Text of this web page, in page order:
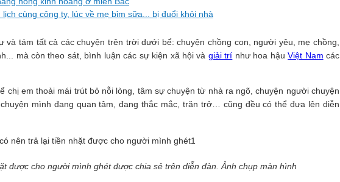
cùng công ty, lúc về mẹ bỉm sữa... bị đuổi khỏi nhà
và tám tất cả các chuyện trên trời dưới bể: chuyện chồng con, người yêu, mẹ chồng,
mà còn theo sát, bình luận các sự kiện xã hội và giải trí như hoa hậuViệt Nam các
chị em thoải mái trút bỏ nỗi lòng, tâm sự chuyện từ nhà ra ngõ, chuyện người chuyện
mình đang quan tâm, đang thắc mắc, trăn trở… cũng đều có thể đưa lên diễn
được cho người mình ghét được chia sẻ trên diễn đàn. Ảnh chụp màn hình